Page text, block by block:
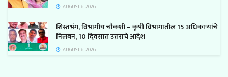
AUGUST 6, 2026
शिस्तभंग, विभागीय चौकशी – कृषी विभागातील 15 अधिकाऱ्यांचे
निलंबन, 10 दिवसात उत्तराचे आदेश
AUGUST 6, 2026